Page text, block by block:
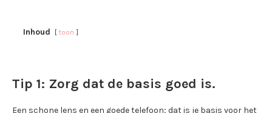
Inhoud toon
Tip 1: Zorg dat de basis goed is.
Een schone lens en een goede telefoon; dat is je basis voor het